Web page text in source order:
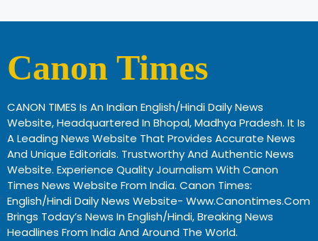
Canon Times
CANON TIMES Is An Indian English/Hindi Daily News
Website, Headquartered In Bhopal, Madhya Pradesh. It Is
A Leading News Website That Provides Accurate News
And Unique Editorials. Trustworthy And Authentic News
Website. Experience Quality Journalism With Canon
Times News Website From India. Canon Times:
English/Hindi Daily News Website- Www.canontimes.com
Brings Today’s News In English/Hindi, Breaking News
Headlines From India And Around The World.